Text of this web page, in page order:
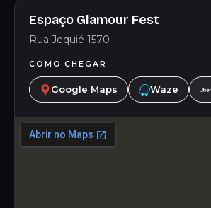
Espaço Glamour Fest
Rua Jequié 1570
COMO CHEGAR
Google Maps Waze